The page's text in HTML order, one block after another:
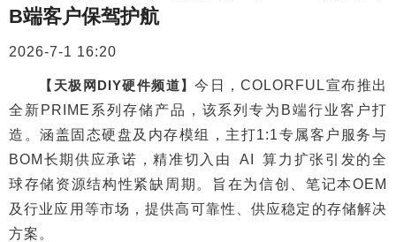
B端客户保驾护航
2026-7-1 16:20
【天极网DIY硬件频道】今日，COLORFUL宣布推出
全新PRIME系列存储产品，该系列专为B端行业客户打
造。涵盖固态硬盘及内存模组，主打1:1专属客户服务与
BOM长期供应承诺，精准切入由 AI 算力扩张引发的全
球存储资源结构性紧缺周期。旨在为信创、笔记本OEM
及行业应用等市场，提供高可靠性、供应稳定的存储解决
方案。